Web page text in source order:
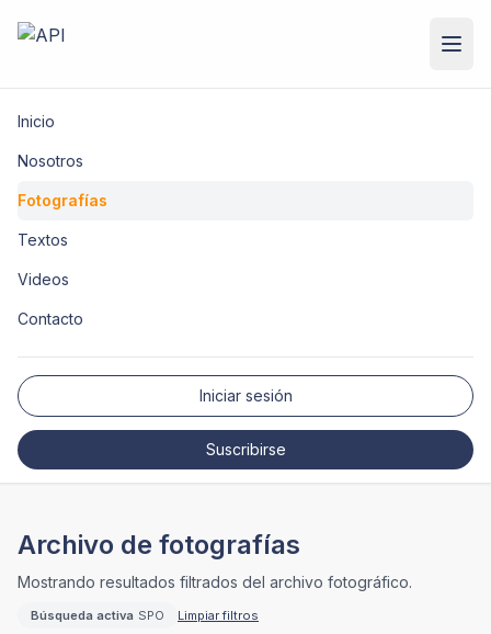
Inicio
Nosotros
Fotografías
Textos
Videos
Contacto
Iniciar sesión
Suscribirse
Archivo de fotografías
Mostrando resultados filtrados del archivo fotográfico.
Búsqueda activa SPO Limpiar filtros